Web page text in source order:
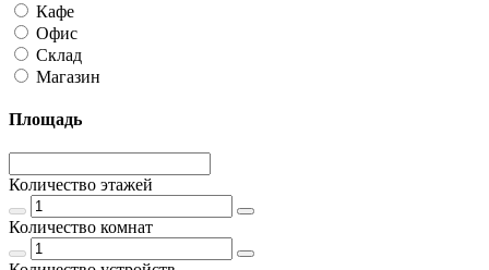
Кафе
Офис
Склад
Магазин
Площадь
Количество этажей
Количество комнат